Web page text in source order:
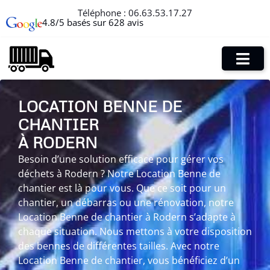
Téléphone : 06.63.53.17.27
4.8/5 basés sur 628 avis
LOCATION BENNE DE
CHANTIER
À RODERN
Besoin d’une solution efficace pour gérer vos
déchets à Rodern ? Notre Location Benne de
chantier est là pour vous. Que ce soit pour un
chantier, un débarras ou une rénovation, notre
Location Benne de chantier à Rodern s’adapte à
chaque situation. Nous mettons à votre disposition
des bennes de différentes tailles. Avec notre
Location Benne de chantier, vous bénéficiez d’un